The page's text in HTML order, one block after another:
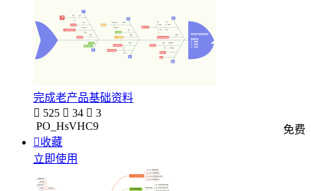
完成老产品基础资料
 525  34  3
PO_HsVHC9
免费
收藏
立即使用